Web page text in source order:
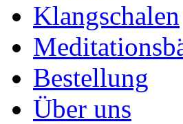
Klangschalen
Bestellung
Über uns